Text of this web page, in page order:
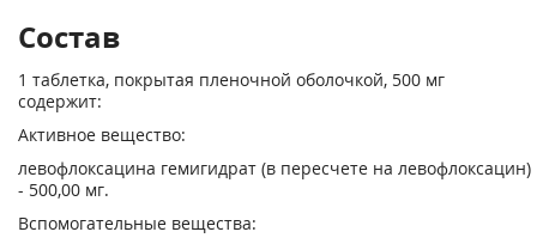
Состав
1 таблетка, покрытая пленочной оболочкой, 500 мг
содержит:
Активное вещество:
левофлоксацина гемигидрат (в пересчете на левофлоксацин)
- 500,00 мг.
Вспомогательные вещества: